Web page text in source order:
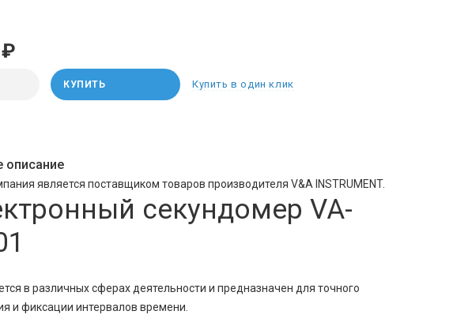
КУПИТЬ Купить в один клик
описание
является поставщиком товаров производителя V&A INSTRUMENT.
секундомер VA-
в различных сферах деятельности и предназначен для точного
и фиксации интервалов времени.